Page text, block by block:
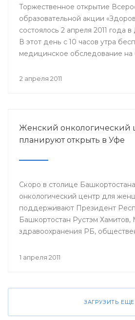
Торжественное открытие
образовательной акции
состоялось 2 апреля 2011 года
В этот день с 10 часов утра
медицинское обследование на
крови, измерить артериальное
2 апреля 2011
Женский онкологический
планируют открыть в Уфе
Скоро в столице
онкологический центр для
поддерживают Президент
Башкортостан Рустэм Хамитов,
здравоохранения РБ,
1 апреля 2011
ЗАГРУЗИТЬ ЕЩЕ